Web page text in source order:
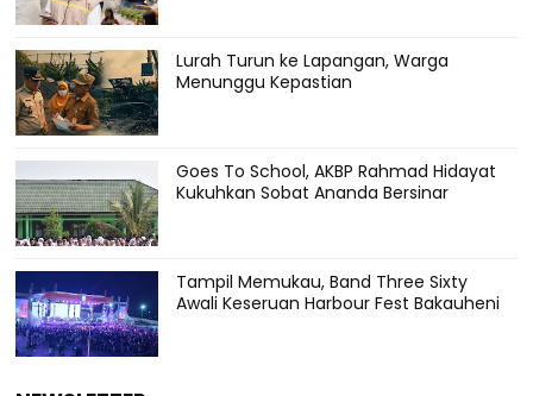
Lurah Turun ke Lapangan, Warga
Menunggu Kepastian
Goes To School, AKBP Rahmad Hidayat
Kukuhkan Sobat Ananda Bersinar
Tampil Memukau, Band Three Sixty
Awali Keseruan Harbour Fest Bakauheni